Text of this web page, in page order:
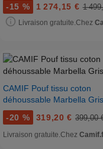
-15 % 1 274,15 € 1
Livraison gratuite.Chez
CAMIF Pouf tissu coton
déhoussable Marbella Gris
-20 % 319,20 € 399,00
Livraison gratuite.Chez